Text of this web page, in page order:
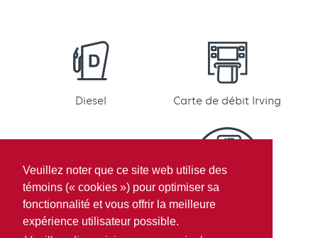
Veuillez noter que ce site web utilise des
témoins (« cookies ») pour optimiser sa
fonctionnalité et vous offrir la meilleure
expérience utilisateur possible.
Diesel Carte de débit Irving
Participation au
programme de
Paiement mobile